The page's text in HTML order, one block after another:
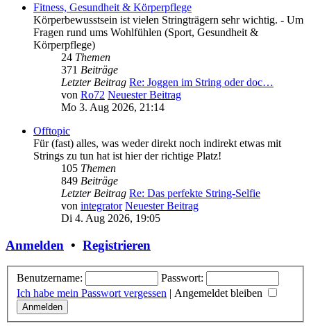
Fitness, Gesundheit & Körperpflege
Körperbewusstsein ist vielen Stringträgern sehr wichtig. - Um
Fragen rund ums Wohlfühlen (Sport, Gesundheit &
Körperpflege)
24 Themen
371 Beiträge
Letzter Beitrag Re: Joggen im String oder doc…
von Ro72 Neuester Beitrag
Mo 3. Aug 2026, 21:14
Offtopic
Für (fast) alles, was weder direkt noch indirekt etwas mit
Strings zu tun hat ist hier der richtige Platz!
105 Themen
849 Beiträge
Letzter Beitrag Re: Das perfekte String-Selfie
von integrator Neuester Beitrag
Di 4. Aug 2026, 19:05
Anmelden • Registrieren
Benutzername:
Passwort:
Ich habe mein Passwort vergessen | Angemeldet bleiben